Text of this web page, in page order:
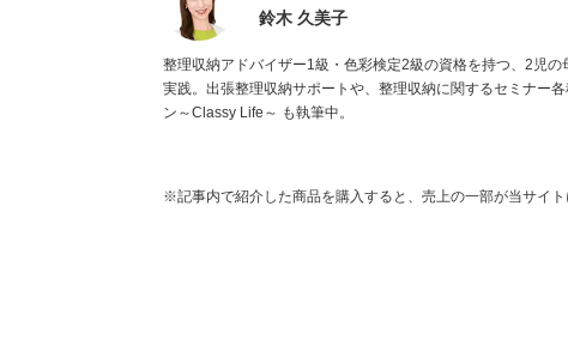
鈴木 久美子
整理収納アドバイザー1級・色彩検定2級の資格を持つ、2児
実践。出張整理収納サポートや、整理収納に関するセミナー
ン～Classy Life～ も執筆中。
※記事内で紹介した商品を購入すると、売上の一部が当サイト